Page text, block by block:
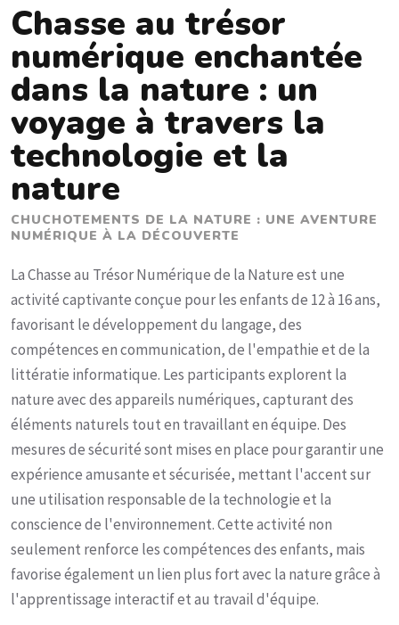
Chasse au trésor
numérique enchantée
dans la nature : un
voyage à travers la
technologie et la
nature
CHUCHOTEMENTS DE LA NATURE : UNE AVENTURE
NUMÉRIQUE À LA DÉCOUVERTE
La Chasse au Trésor Numérique de la Nature est une
activité captivante conçue pour les enfants de 12 à 16 ans,
favorisant le développement du langage, des
compétences en communication, de l'empathie et de la
littératie informatique. Les participants explorent la
nature avec des appareils numériques, capturant des
éléments naturels tout en travaillant en équipe. Des
mesures de sécurité sont mises en place pour garantir une
expérience amusante et sécurisée, mettant l'accent sur
une utilisation responsable de la technologie et la
conscience de l'environnement. Cette activité non
seulement renforce les compétences des enfants, mais
favorise également un lien plus fort avec la nature grâce à
l'apprentissage interactif et au travail d'équipe.